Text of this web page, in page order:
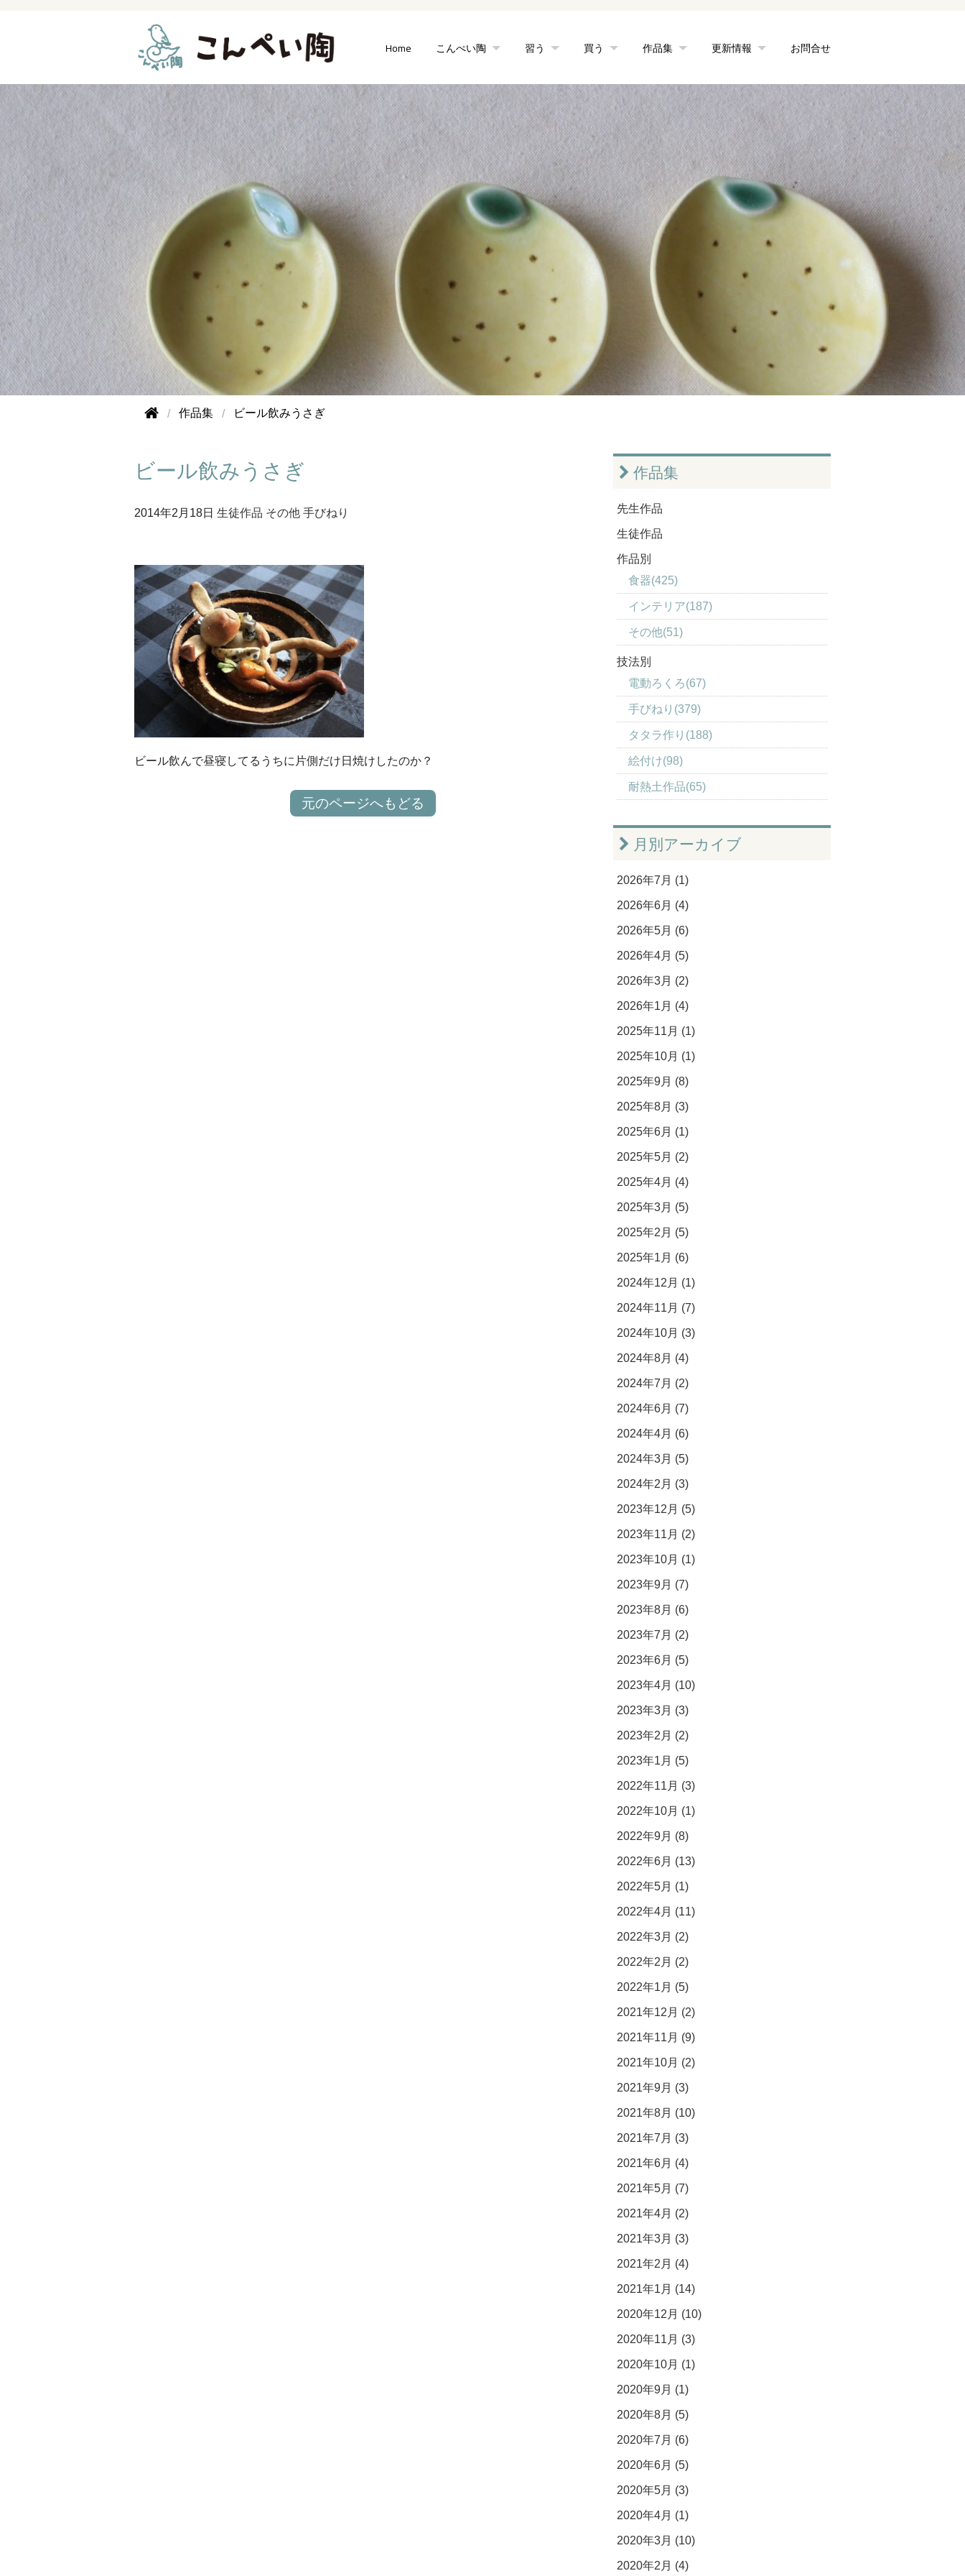
Home こんぺい陶 習う 買う 作品集 更新情報 お問合せ
作品集 ビール飲みうさぎ
ビール飲みうさぎ
2014年2月18日 生徒作品 その他 手びねり
ビール飲んで昼寝してるうちに片側だけ日焼けしたのか？
元のページへもどる
作品集
先生作品
生徒作品
作品別
食器(425)
インテリア(187)
その他(51)
技法別
電動ろくろ(67)
手びねり(379)
タタラ作り(188)
絵付け(98)
耐熱土作品(65)
月別アーカイブ
2026年7月 (1)
2026年6月 (4)
2026年5月 (6)
2026年4月 (5)
2026年3月 (2)
2026年1月 (4)
2025年11月 (1)
2025年10月 (1)
2025年9月 (8)
2025年8月 (3)
2025年6月 (1)
2025年5月 (2)
2025年4月 (4)
2025年3月 (5)
2025年2月 (5)
2025年1月 (6)
2024年12月 (1)
2024年11月 (7)
2024年10月 (3)
2024年8月 (4)
2024年7月 (2)
2024年6月 (7)
2024年4月 (6)
2024年3月 (5)
2024年2月 (3)
2023年12月 (5)
2023年11月 (2)
2023年10月 (1)
2023年9月 (7)
2023年8月 (6)
2023年7月 (2)
2023年6月 (5)
2023年4月 (10)
2023年3月 (3)
2023年2月 (2)
2023年1月 (5)
2022年11月 (3)
2022年10月 (1)
2022年9月 (8)
2022年6月 (13)
2022年5月 (1)
2022年4月 (11)
2022年3月 (2)
2022年2月 (2)
2022年1月 (5)
2021年12月 (2)
2021年11月 (9)
2021年10月 (2)
2021年9月 (3)
2021年8月 (10)
2021年7月 (3)
2021年6月 (4)
2021年5月 (7)
2021年4月 (2)
2021年3月 (3)
2021年2月 (4)
2021年1月 (14)
2020年12月 (10)
2020年11月 (3)
2020年10月 (1)
2020年9月 (1)
2020年8月 (5)
2020年7月 (6)
2020年6月 (5)
2020年5月 (3)
2020年4月 (1)
2020年3月 (10)
2020年2月 (4)